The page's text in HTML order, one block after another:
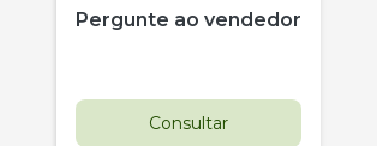
Pergunte ao vendedor
Consultar